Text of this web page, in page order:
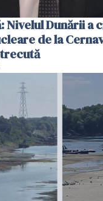
Nivelul Dunării a
de la